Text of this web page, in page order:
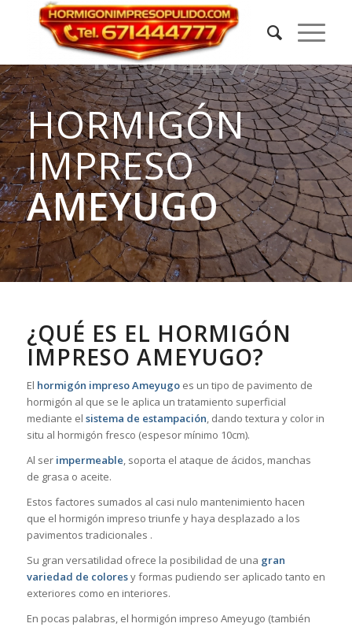
HORMIGÓN
IMPRESO
AMEYUGO
¿QUÉ ES EL HORMIGÓN
IMPRESO AMEYUGO?
El hormigón impreso Ameyugoes un tipo de pavimento de
hormigón al que se le aplica un tratamiento superficial
mediante el sistema de estampación, dando textura y color in
situ al hormigón fresco (espesor mínimo 10cm).
Al ser impermeable, soporta el ataque de ácidos, manchas
de grasa o aceite.
Estos factores sumados al casi nulo mantenimiento hacen
que el hormigón impreso triunfe y haya desplazado a los
pavimentos tradicionales .
Su gran versatilidad ofrece la posibilidad de una gran
variedad de coloresy formas pudiendo ser aplicado tanto en
exteriores como en interiores.
En pocas palabras, el hormigón impreso Ameyugo (también